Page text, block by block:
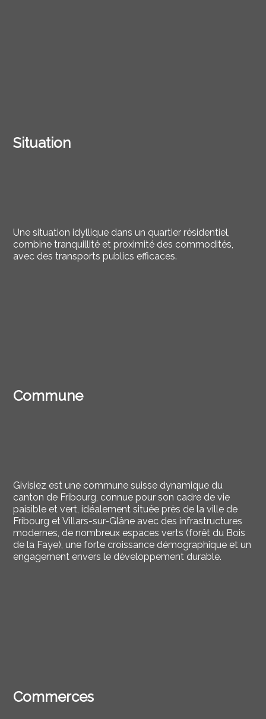
Situation
Une situation idyllique dans un quartier résidentiel,
combine tranquillité et proximité des commodités,
avec des transports publics efficaces.
Commune
Givisiez est une commune suisse dynamique du
canton de Fribourg, connue pour son cadre de vie
paisible et vert, idéalement située près de la ville de
Fribourg et Villars-sur-Glâne avec des infrastructures
modernes, de nombreux espaces verts (forêt du Bois
de la Faye), une forte croissance démographique et un
engagement envers le développement durable.
Commerces